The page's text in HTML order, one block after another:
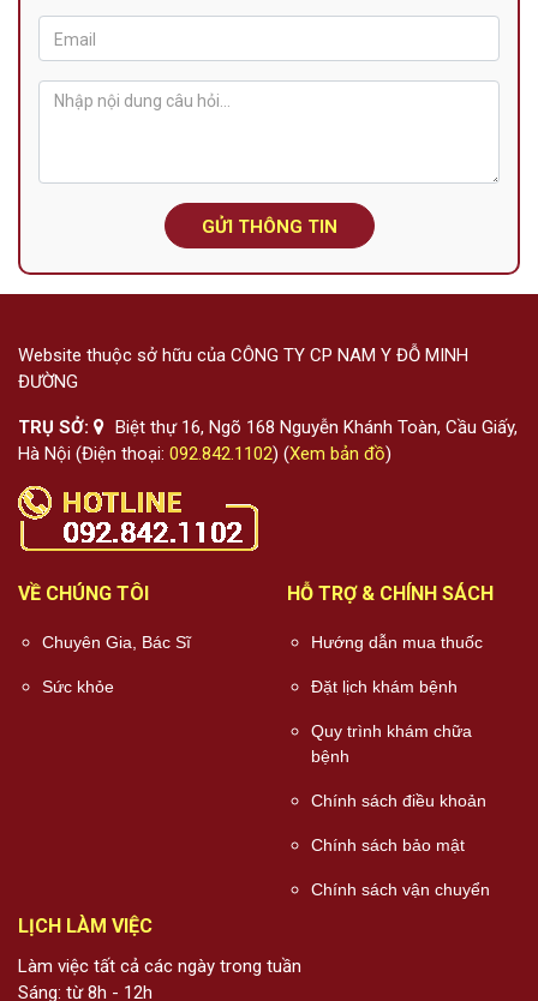
GỬI THÔNG TIN
Website thuộc sở hữu của CÔNG TY CP NAM Y ĐỖ MINH
ĐƯỜNG
TRỤ SỞ:
Biệt thự 16, Ngõ 168 Nguyễn Khánh Toàn, Cầu Giấy,
Hà Nội (Điện thoại: 092.842.1102) (Xem bản đồ)
VỀ CHÚNG TÔI
Chuyên Gia, Bác Sĩ
Sức khỏe
HỖ TRỢ & CHÍNH SÁCH
Hướng dẫn mua thuốc
Đặt lịch khám bệnh
Quy trình khám chữa
bệnh
Chính sách điều khoản
Chính sách bảo mật
Chính sách vận chuyển
LỊCH LÀM VIỆC
Làm việc tất cả các ngày trong tuần
Sáng: từ 8h - 12h